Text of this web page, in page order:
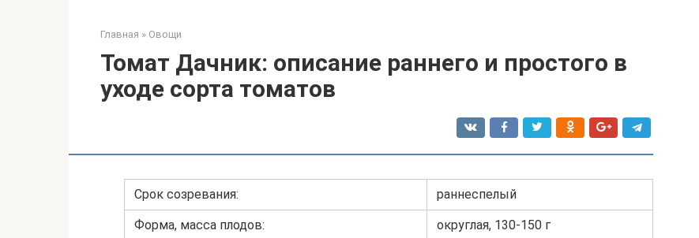
Главная » Овощи
Томат Дачник: описание раннего и простого в
уходе сорта томатов
Срок созревания: раннеспелый
Форма, масса плодов: округлая, 130-150 г